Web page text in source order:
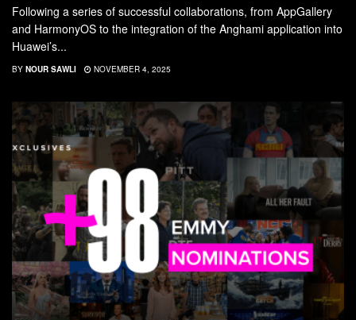
Following a series of successful collaborations, from AppGallery
and HarmonyOS to the integration of the Anghami application into
Huawei’s...
BY NOUR SAWLI NOVEMBER 4, 2025